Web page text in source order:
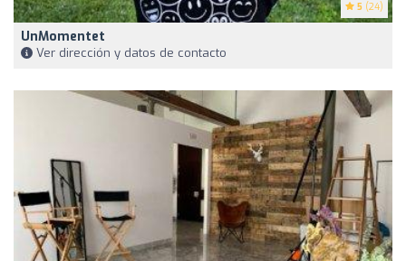
5 (24)
UnMomentet
Ver dirección y datos de contacto